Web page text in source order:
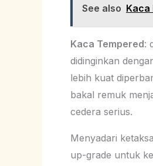
See also Kaca
Kaca Tempered:
didinginkan
lebih kuat
bakal remuk
cedera serius.
Menyadari
up-grade untuk